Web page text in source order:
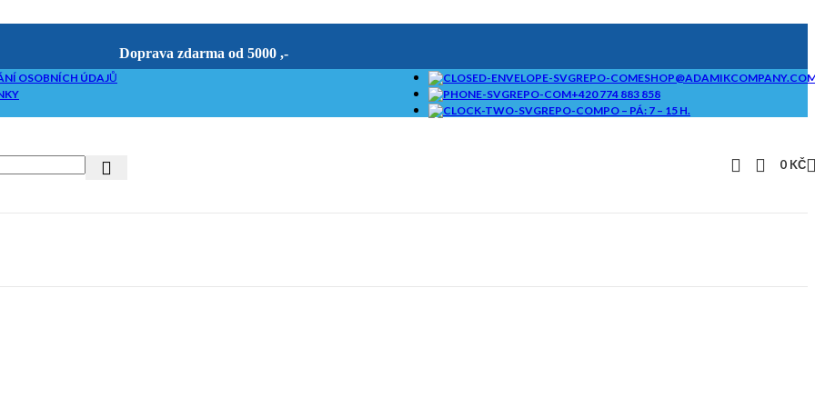
Doprava zdarma od 5000 ,-
OSOBNÍCH ÚDAJŮ
+420 774 883 858
PO – PÁ: 7 – 15 H.
0 KČ